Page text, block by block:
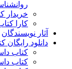
خریدار
کارا
آثار نویسندگان
دانلود رایگان
کتاب
کتاب